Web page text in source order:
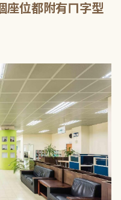
座位都附有ㄇ字型